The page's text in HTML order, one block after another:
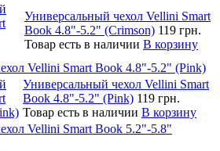
Универсальный чехол Vellini Smart
Book 4.8"-5.2" (Crimson) 119 грн.
Товар есть в наличии В корзину
Vellini Smart Book 4.8"-5.2" (Pink)
Универсальный чехол Vellini Smart
Book 4.8"-5.2" (Pink) 119 грн.
Товар есть в наличии В корзину
Vellini Smart Book 5.2"-5.8"